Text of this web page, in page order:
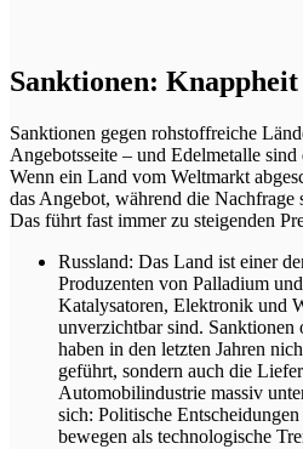
Sanktionen:
Sanktionen gegen rohstoffreiche
Angebotsseite – und Edelmetalle
Wenn ein Land vom Weltmarkt
das Angebot, während die Nachfrage
Das führt fast immer zu steigenden
Russland: Das Land ist einer
Produzenten von Palladium
Katalysatoren, Elektronik und
unverzichtbar sind. Sanktionen
haben in den letzten Jahren
geführt, sondern auch die
Automobilindustrie massiv
sich: Politische
bewegen als technologische